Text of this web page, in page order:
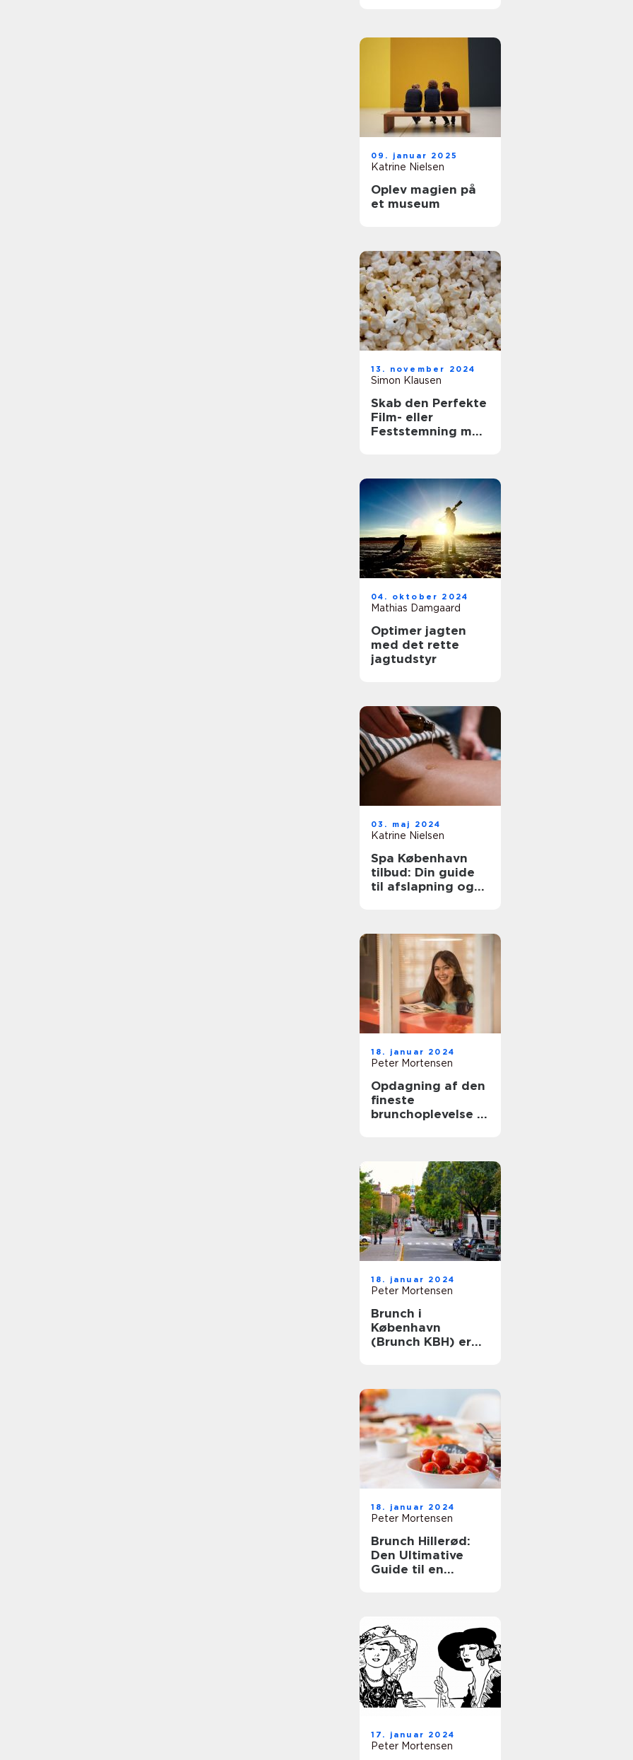
09. januar 2025
Katrine Nielsen
Oplev magien på
et museum
13. november 2024
Simon Klausen
Skab den Perfekte
Film- eller
Feststemning med
04. oktober 2024
Mathias Damgaard
Optimer jagten
med det rette
jagtudstyr
03. maj 2024
Katrine Nielsen
Spa København
tilbud: Din guide
til afslapning og
18. januar 2024
Peter Mortensen
Opdagning af den
fineste
brunchoplevelse i
18. januar 2024
Peter Mortensen
Brunch i
København
(Brunch KBH) er
mennesker i
hovedstaden
18. januar 2024
Peter Mortensen
Brunch Hillerød:
Den Ultimative
Guide til en
17. januar 2024
Peter Mortensen